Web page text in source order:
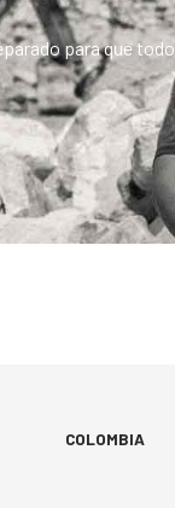
para que
COLOMBIA